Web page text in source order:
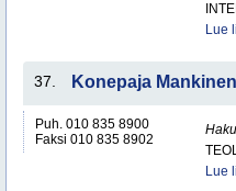
Lue
37. Konepaja
Puh. 010 835 8900
Faksi 010 835 8902
Lue